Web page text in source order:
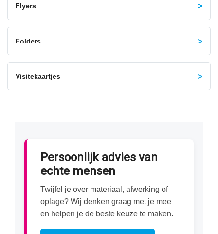
Flyers
Folders
Visitekaartjes
Persoonlijk advies van
echte mensen
Twijfel je over materiaal, afwerking of
oplage? Wij denken graag met je mee
en helpen je de beste keuze te maken.